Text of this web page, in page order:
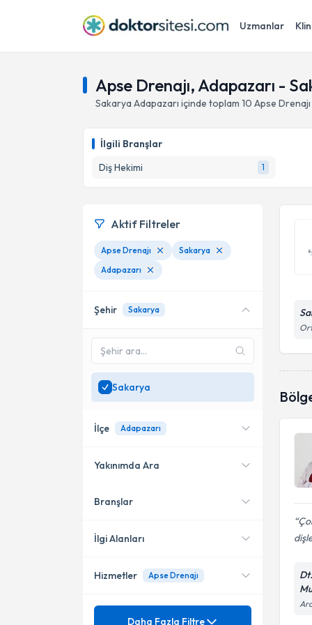
Uzmanlar
Apse Drenajı, Adapazarı -
Sakarya Adapazarı içinde toplam 10 Apse Drenajı
İlgili Branşlar
Diş Hekimi
1
Aktif Filtreler
Apse Drenajı
Sakarya
Adapazarı
Şehir Sakarya
Sakarya
İlçe Adapazarı
Serdivan
Adapazarı
Yakınımda Ara
Konumuma yakın uzmanları
Branşlar
Diş Hekimi
İlgi Alanları
20 Lik Diş Çekimi
Hizmetler Apse Drenajı
Mezuniyet
Daha Fazla Filtre